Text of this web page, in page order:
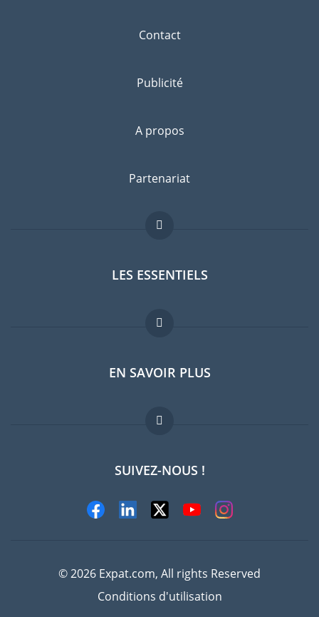
Contact
Publicité
A propos
Partenariat
LES ESSENTIELS
Forum expatriés
Guides pays
Offres d'emploi
EN SAVOIR PLUS
FAQ
Experts
SUIVEZ-NOUS !
© 2026 Expat.com, All rights Reserved
Conditions d'utilisation